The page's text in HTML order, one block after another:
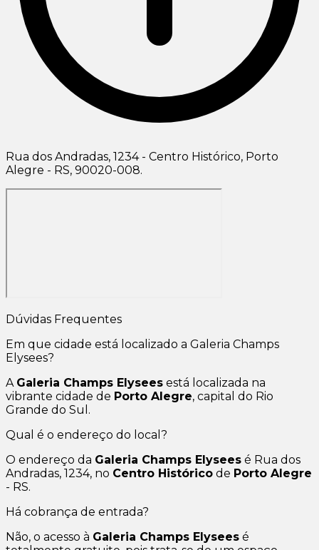
Rua dos Andradas, 1234 - Centro Histórico, Porto
Alegre - RS, 90020-008.
Dúvidas Frequentes
Em que cidade está localizado a Galeria Champs
Elysees?
A Galeria Champs Elysees está localizada na
vibrante cidade de Porto Alegre, capital do Rio
Grande do Sul.
Qual é o endereço do local?
O endereço da Galeria Champs Elysees é Rua dos
Andradas, 1234, no Centro Histórico de Porto Alegre
- RS.
Há cobrança de entrada?
Não, o acesso à Galeria Champs Elysees é